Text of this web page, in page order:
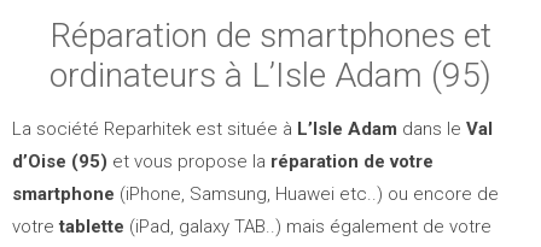
Réparation de smartphones et
ordinateurs à L’Isle Adam (95)
La société Reparhitek est située à L’Isle Adam dans le Val
d’Oise (95) et vous propose la réparation de votre
smartphone (iPhone, Samsung, Huawei etc..) ou encore de
votretablette (iPad, galaxy TAB..) mais également de votre